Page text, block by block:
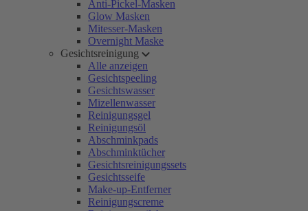
Anti-Pickel-Masken
Glow Masken
Mitesser-Masken
Overnight Maske
Gesichtsreinigung
Alle anzeigen
Gesichtspeeling
Gesichtswasser
Mizellenwasser
Reinigungsgel
Reinigungsöl
Abschminkpads
Abschminktücher
Gesichtsreinigungssets
Gesichtsseife
Make-up-Entferner
Reinigungscreme